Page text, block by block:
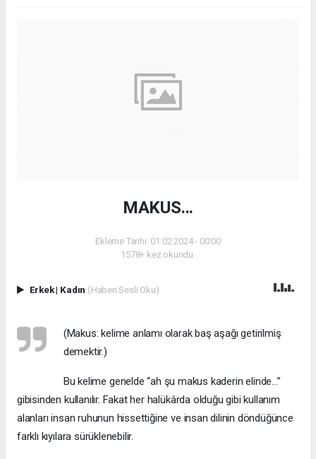
MAKUS...
Ekleme Tarihi: 01.02.2024 - 00:00
1578+ kez okundu.
Erkek| Kadın (Haberi Sesli Oku)
(Makus: kelime anlamı olarak baş aşağı getirilmiş
demektir.)
Bu kelime genelde “ah şu makus kaderin elinde...”
gibisinden kullanılır. Fakat her halükârda olduğu gibi kullanım
alanları insan ruhunun hissettiğine ve insan dilinin döndüğünce
farklı kıyılara sürüklenebilir.